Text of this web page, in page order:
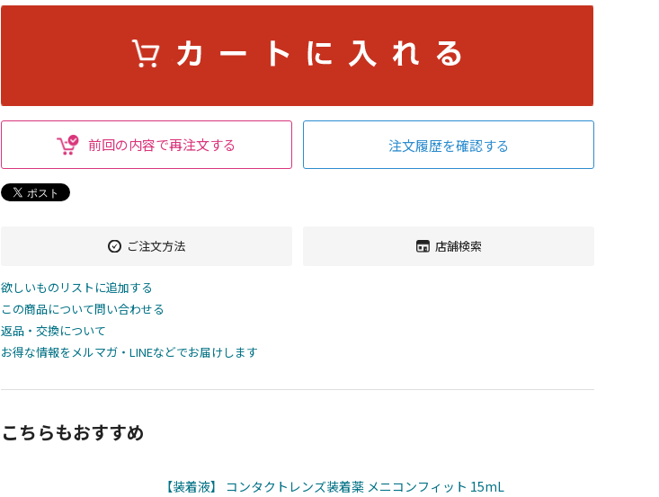
前回の内容で再注文する 注文履歴を確認する
ご注文方法 店舗検索
欲しいものリストに追加する
この商品について問い合わせる
返品・交換について
お得な情報をメルマガ・LINEなどでお届けします
こちらもおすすめ
【装着液】 コンタクトレンズ装着薬 メニコンフィット 15mL